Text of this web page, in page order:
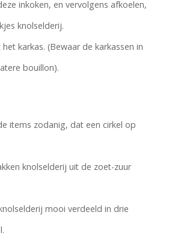
inkoken, en vervolgens afkoelen,
knolselderij.
karkas. (Bewaar de karkassen in
bouillon).
items zodanig, dat een cirkel op
knolselderij uit de zoet-zuur
mooi verdeeld in drie